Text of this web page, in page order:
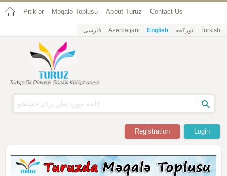
Pitiklər Məqalə Toplusu About Turuz Contact Us
فارسی Azerbaijani English تورکجه Turkish
Login
Registration